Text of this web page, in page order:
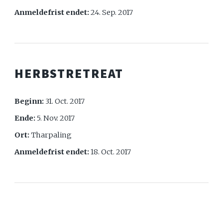
Anmeldefrist endet:24. Sep. 2017
HERBSTRETREAT
Beginn: 31. Oct. 2017
Ende: 5. Nov. 2017
Ort:Tharpaling
Anmeldefrist endet:18. Oct. 2017